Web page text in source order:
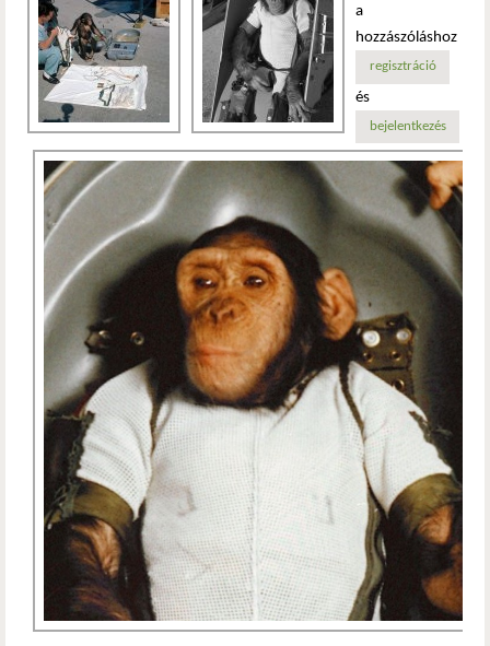
a
hozzászóláshoz
regisztráció
és
bejelentkezés